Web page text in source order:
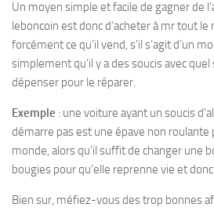
Un moyen simple et facile de gagner de
leboncoin est donc d’acheter à mr tout
forcément ce qu’il vend, s’il s’agit d’un
simplement qu’il y a des soucis avec
dépenser pour le réparer.
Exemple : une voiture ayant un soucis
démarre pas est une épave non
monde, alors qu’il suffit de changer une
bougies pour qu’elle reprenne vie et
Bien sur, méfiez-vous des trop bonnes